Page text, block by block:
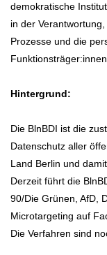
demokratische
in der
Prozesse und die
Hintergrund:
Die BlnBDI ist die
Datenschutz aller
Land Berlin und
Derzeit führt die
90/Die Grünen, AfD,
Microtargeting auf
Die Verfahren sind